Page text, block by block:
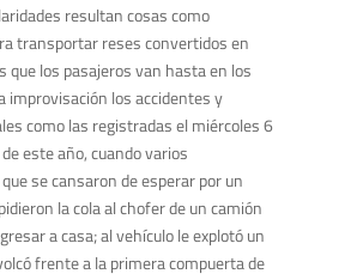
resultan cosas como
transportar reses convertidos en
que los pasajeros van hasta en los
improvisación los accidentes y
como las registradas el miércoles 6
este año, cuando varios
se cansaron de esperar por un
la cola al chofer de un camión
a casa; al vehículo le explotó un
frente a la primera compuerta de